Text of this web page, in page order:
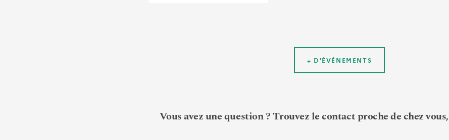
+ D'ÉVÉNEMENTS
Vous avez une question ? Trouvez le contact proche de chez vous,